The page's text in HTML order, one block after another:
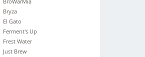
Bryza
El Gato
Ferment's Up
Frest Water
Just Brew